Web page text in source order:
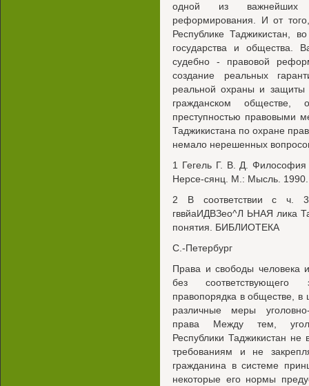
одной из важнейших
реформирования. И от
Республике Таджикистан,
государства и общества.
судебно - правовой
создание реальных
реальной охраны и защиты
гражданском обществе,
преступностью правовыми
Таджикистана по охране
немало нерешенных
1 Гегель Г. В. Д.
Нерсе-сянц. М.: Мысль.
2 В соответствии с ч. 3
гввйаИДВЗео^Л ЬНАЯ лика
понятия. БИБЛИОТЕКА
С.-Петербург
Права и свободы человека
без соответствующего
правопорядка в обществе, в
различные меры уголовно-
права Между тем,
Республики Таджикистан не
требованиям и не
гражданина в системе
некоторые его нормы